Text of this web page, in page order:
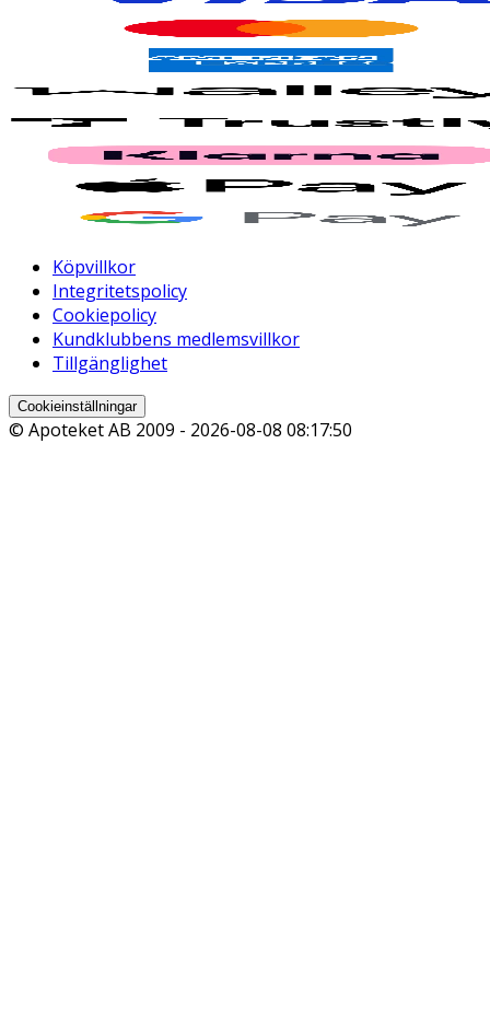
Köpvillkor
Integritetspolicy
Cookiepolicy
Kundklubbens medlemsvillkor
Tillgänglighet
Cookieinställningar
© Apoteket AB 2009 - 2026-08-08 08:17:50